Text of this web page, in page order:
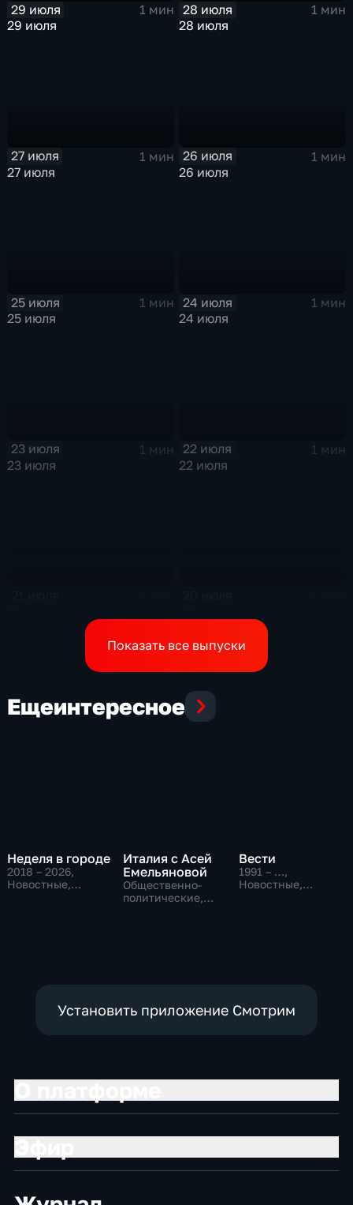
29 июля
1 мин
29 июля
28 июля
1 мин
28 июля
27 июля
1 мин
27 июля
26 июля
1 мин
26 июля
25 июля
1 мин
25 июля
24 июля
1 мин
24 июля
23 июля
1 мин
23 июля
22 июля
1 мин
22 июля
Показать все выпуски
Ещеинтересное
Неделя в городе
2018 – 2026,
Новостные,
Италия с Асей
Емельяновой
Общественно-
политические,
Вести
1991 – …,
Новостные,
Установить приложение Смотрим